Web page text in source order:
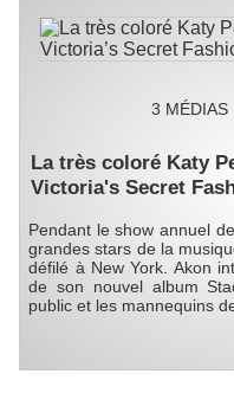
3 MÉDIAS
La très coloré Katy
Victoria's Secret
Pendant le show annuel
grandes stars de la
défilé à New York. Akon
de son nouvel album
public et les mannequins